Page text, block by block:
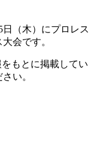
日（木）にプロレス
会です。
もとに掲載してい
い。